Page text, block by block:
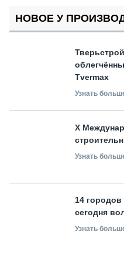
НОВОЕ У
Tvermax
Узнать
X
Узнать
14
сегодня
Узнать